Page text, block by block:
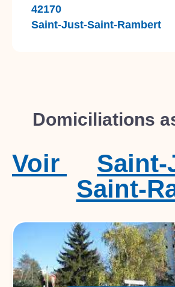
42170
Saint-Just-Saint-Rambert
Domiciliations
Saint-
Saint-
Voir